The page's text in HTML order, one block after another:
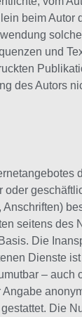
beim Autor
und
des Autors
oder
seitens des
Die
Dienste
– auch
Die